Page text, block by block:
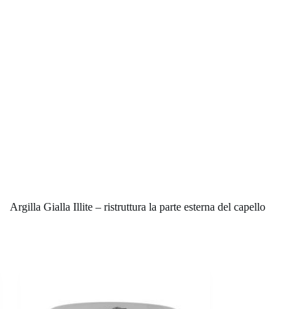
la parte esterna del capello